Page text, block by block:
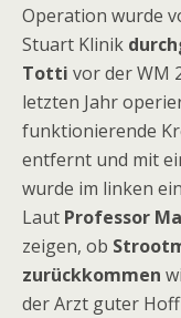
Operation wurde
Stuart Klinik
Totti vor der WM
letzten Jahr
funktionierende
entfernt und mit
wurde im linken ein
Laut Professor
zeigen, ob
zurückkommen
der Arzt guter